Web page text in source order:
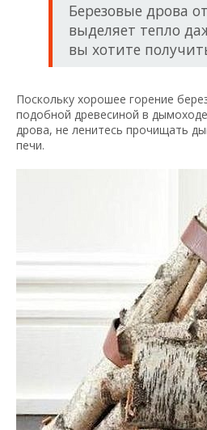
Березовые дрова
выделяет тепло
вы хотите
Поскольку хорошее горение
подобной древесиной в
дрова, не ленитесь прочищать
печи.